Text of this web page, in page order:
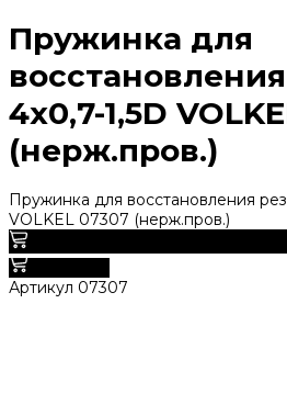
Пружинка для
4х0,7-1,5D
(нерж.пров.)
Пружинка для восстановления
VOLKEL 07307 (нерж.пров.)
Артикул 07307